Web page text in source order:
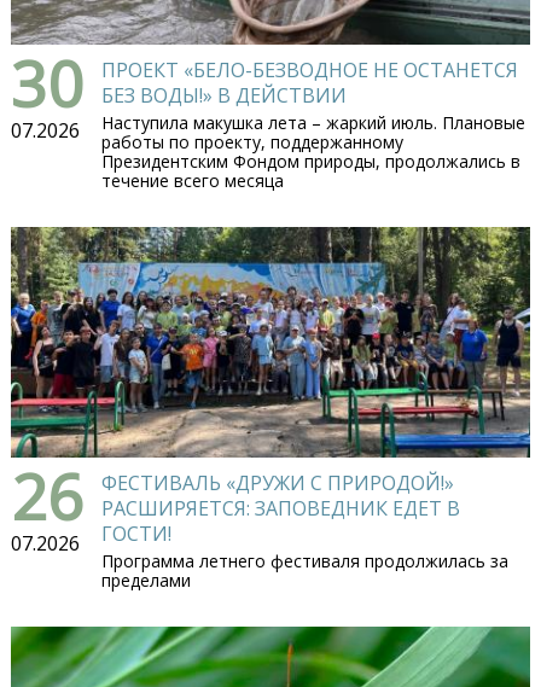
30
07.2026
ПРОЕКТ «БЕЛО-БЕЗВОДНОЕ НЕ ОСТАНЕТСЯ
БЕЗ ВОДЫ!» В ДЕЙСТВИИ
Наступила макушка лета – жаркий июль. Плановые
работы по проекту, поддержанному
Президентским Фондом природы, продолжались в
течение всего месяца
26
07.2026
ФЕСТИВАЛЬ «ДРУЖИ С ПРИРОДОЙ!»
РАСШИРЯЕТСЯ: ЗАПОВЕДНИК ЕДЕТ В
ГОСТИ!
Программа летнего фестиваля продолжилась за
пределами